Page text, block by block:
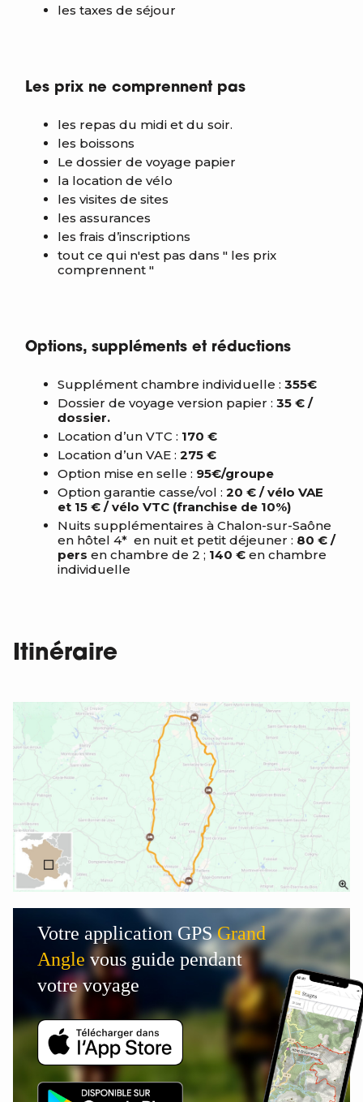
les taxes de séjour
Les prix ne comprennent pas
les repas du midi et du soir.
les boissons
Le dossier de voyage papier
la location de vélo
les visites de sites
les assurances
les frais d’inscriptions
tout ce qui n'est pas dans " les prix
comprennent "
Options, suppléments et réductions
Supplément chambre individuelle : 355€
Dossier de voyage version papier : 35 € /
dossier.
Location d’un VTC : 170 €
Location d’un VAE : 275 €
Option mise en selle : 95€/groupe
Option garantie casse/vol : 20 € / vélo VAE
et 15 € / vélo VTC (franchise de 10%)
Nuits supplémentaires à Chalon-sur-Saône
en hôtel 4* en nuit et petit déjeuner : 80 € /
pers en chambre de 2 ; 140 € en chambre
individuelle
Itinéraire
Votre application GPSGrand
Angle vous guide pendant
votre voyage